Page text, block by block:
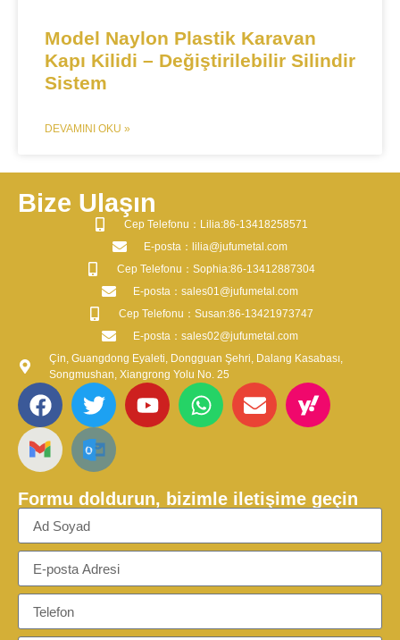
Model Naylon Plastik Karavan
Kapı Kilidi – Değiştirilebilir Silindir
Sistem
DEVAMINI OKU »
Bize Ulaşın
​Cep Telefonu：Lilia:86-13418258571
​E-posta​：lilia@jufumetal.com
​Cep Telefonu：Sophia:86-13412887304
​E-posta​：sales01@jufumetal.com
​Cep Telefonu：Susan:86-13421973747
​E-posta​：sales02@jufumetal.com
Çin, Guangdong Eyaleti, Dongguan Şehri, Dalang Kasabası,
Songmushan, Xiangrong Yolu No. 25
Formu doldurun, bizimle iletişime geçin